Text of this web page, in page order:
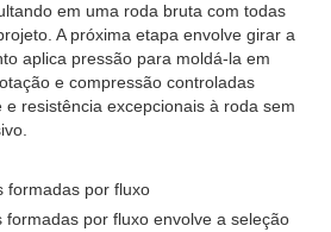
em uma roda bruta com todas
A próxima etapa envolve girar a
aplica pressão para moldá-la em
e compressão controladas
resistência excepcionais à roda sem
formadas por fluxo
formadas por fluxo envolve a seleção